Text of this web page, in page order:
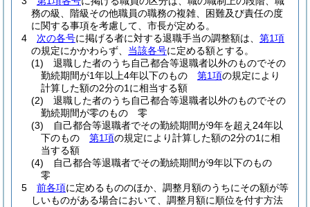
務の級、階級その他職員の職務の複雑、困難及び責任の度
に関する事項を考慮して、市長が定める。
4
次の各号に掲げる者に対する退職手当の調整額は、 第1項
の規定にかかわらず、 当該各号に定める額とする。
(1)
退職した者のうち自己都合等退職者以外のものでその
勤続期間が1年以上4年以下のもの 第1項の規定により
計算した額の2分の1に相当する額
(2)
退職した者のうち自己都合等退職者以外のものでその
勤続期間が零のもの 零
(3)
自己都合等退職者でその勤続期間が9年を超え24年以
下のもの 第1項の規定により計算した額の2分の1に相
当する額
(4)
自己都合等退職者でその勤続期間が9年以下のもの
零
5
前各項に定めるもののほか、調整月額のうちにその額が等
しいものがある場合において、調整月額に順位を付す方法